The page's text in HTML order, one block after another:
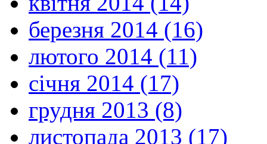
березня 2014 (16)
лютого 2014 (11)
січня 2014 (17)
грудня 2013 (8)
листопада 2013 (17)